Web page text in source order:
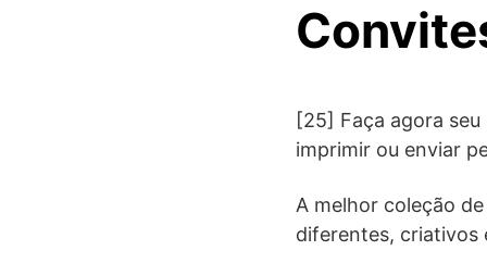
[25] Faça agora
imprimir ou enviar
A melhor coleção
diferentes, criativos